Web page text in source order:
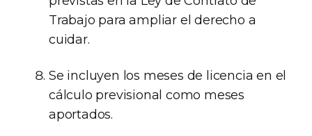
Trabajo para ampliar el derecho a
cuidar.
Se incluyen los meses de licencia en el
cálculo previsional como meses
aportados.